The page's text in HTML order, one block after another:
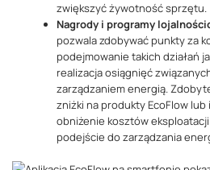
zwiększyć żywotność sprzętu.
Nagrody i programy
pozwala zdobywać punkty za
podejmowanie takich działań
realizacja osiągnięć
zarządzaniem energią.
zniżki na produkty EcoFlow
obniżenie kosztów
podejście do zarządzania